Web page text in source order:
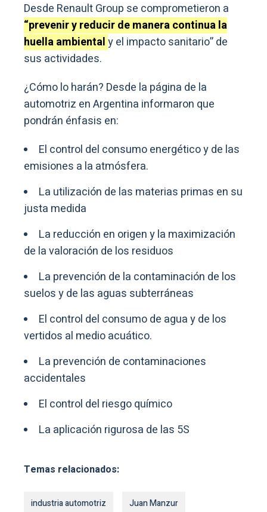
Desde Renault Group se comprometieron a
“prevenir y reducir de manera continua la
huella ambientaly el impacto sanitario” de
sus actividades.
¿Cómo lo harán? Desde la página de la
automotriz en Argentina informaron que
pondrán énfasis en:
El control del consumo energético y de las
emisiones a la atmósfera.
La utilización de las materias primas en su
justa medida
La reducción en origen y la maximización
de la valoración de los residuos
La prevención de la contaminación de los
suelos y de las aguas subterráneas
El control del consumo de agua y de los
vertidos al medio acuático.
La prevención de contaminaciones
accidentales
El control del riesgo químico
La aplicación rigurosa de las 5S
Temas relacionados:
industria automotriz Juan Manzur